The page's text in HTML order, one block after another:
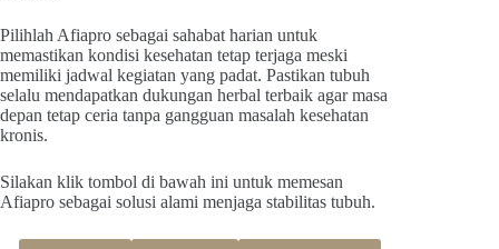
Pilihlah Afiapro sebagai sahabat harian untuk
memastikan kondisi kesehatan tetap terjaga meski
memiliki jadwal kegiatan yang padat. Pastikan tubuh
selalu mendapatkan dukungan herbal terbaik agar masa
depan tetap ceria tanpa gangguan masalah kesehatan
kronis.
Silakan klik tombol di bawah ini untuk memesan
Afiapro sebagai solusi alami menjaga stabilitas tubuh.